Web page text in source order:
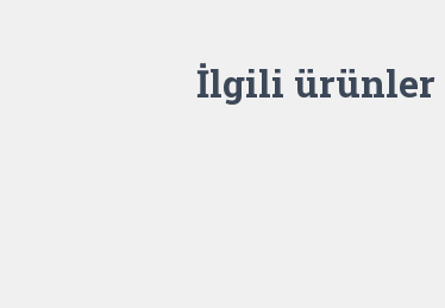
İlgili ürünler